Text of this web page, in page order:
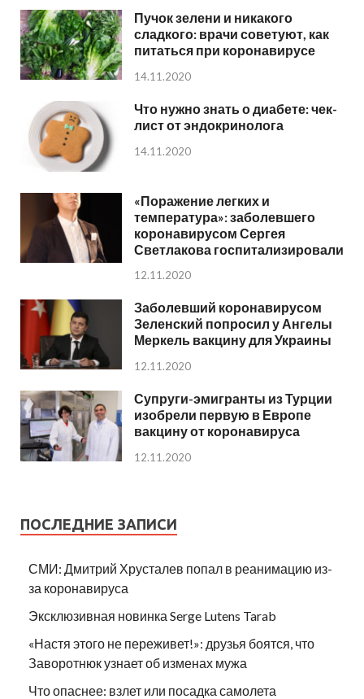
Пучок зелени и никакого
сладкого: врачи советуют, как
питаться при коронавирусе
14.11.2020
Что нужно знать о диабете: чек-
лист от эндокринолога
14.11.2020
«Поражение легких и
температура»: заболевшего
коронавирусом Сергея
Светлакова госпитализировали
12.11.2020
Заболевший коронавирусом
Зеленский попросил у Ангелы
Меркель вакцину для Украины
12.11.2020
Супруги-эмигранты из Турции
изобрели первую в Европе
вакцину от коронавируса
12.11.2020
ПОСЛЕДНИЕ ЗАПИСИ
СМИ: Дмитрий Хрусталев попал в реанимацию из-
за коронавируса
Эксклюзивная новинка Serge Lutens Tarab
«Настя этого не переживет!»: друзья боятся, что
Заворотнюк узнает об изменах мужа
Что опаснее: взлет или посадка самолета